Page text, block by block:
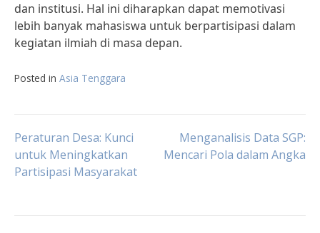
dan institusi. Hal ini diharapkan dapat memotivasi
lebih banyak mahasiswa untuk berpartisipasi dalam
kegiatan ilmiah di masa depan.
Posted in Asia Tenggara
Post
navigation
Peraturan Desa: Kunci
untuk Meningkatkan
Partisipasi Masyarakat
Menganalisis Data SGP:
Mencari Pola dalam Angka